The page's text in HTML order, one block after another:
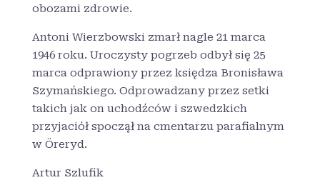
obozami zdrowie.
Antoni Wierzbowski zmarł nagle 21 marca
1946 roku. Uroczysty pogrzeb odbył się 25
marca odprawiony przez księdza Bronisława
Szymańskiego. Odprowadzany przez setki
takich jak on uchodźców i szwedzkich
przyjaciół spoczął na cmentarzu parafialnym
w Öreryd.
Artur Szlufik